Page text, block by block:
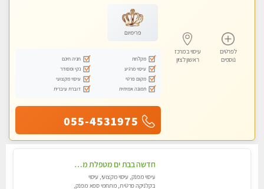
לפרטים
נוספים
עיסוי במרכז
ראשון לציון
פרימיום
מקלחת
חניה חינם
עיסוי מרגיע
נקי ומסודר
מקום פרטי
עיסוי מקצועי
תמונה אמיתית
דוברת עיברית
055-4531975
חדשה בבת ים מטפלת מקצוענית ידי זהב VIP-מומלץ לחלוטין! פרטי! ​​​​​​ Highly recommended
עיסוי מפנק, עיסוי מקצועי, עיסוי
בקלניקה פרטית, מתחמי ספא מפנק,